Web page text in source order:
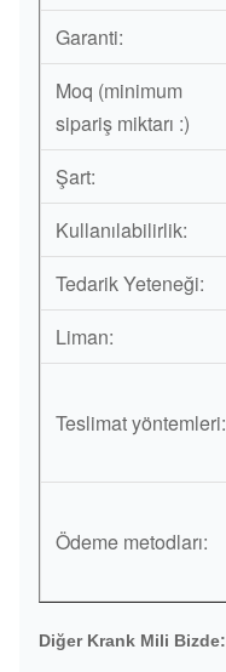
Garanti:
Moq (minimum
sipariş miktarı :)
Şart:
Kullanılabilirlik:
Tedarik Yeteneği:
Liman:
Teslimat yöntemleri:
Ödeme metodları:
Diğer Krank Mili Bizde: